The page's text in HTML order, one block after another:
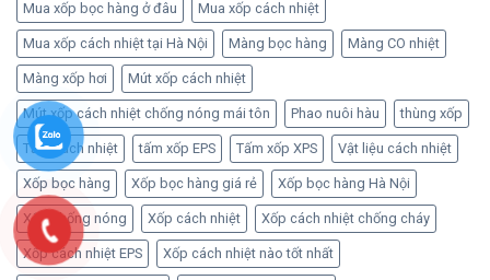
Mua xốp bọc hàng ở đâu Mua xốp cách nhiệt
Mua xốp cách nhiệt tại Hà Nội Màng bọc hàng Màng CO nhiệt
Màng xốp hơi Mút xốp cách nhiệt
Mút xốp cách nhiệt chống nóng mái tôn Phao nuôi hàu thùng xốp
Tấm cách nhiệt tấm xốp EPS Tấm xốp XPS Vật liệu cách nhiệt
Xốp bọc hàng Xốp bọc hàng giá rẻ Xốp bọc hàng Hà Nội
Xốp chống nóng Xốp cách nhiệt Xốp cách nhiệt chống cháy
Xốp cách nhiệt EPS Xốp cách nhiệt nào tốt nhất